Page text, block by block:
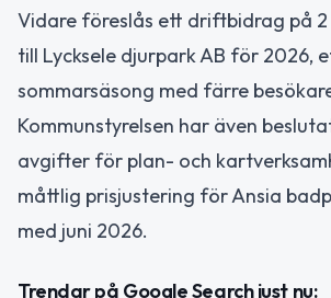
Vidare föreslås ett driftbidrag på
till Lycksele djurpark AB för 2026,
sommarsäsong med färre
Kommunstyrelsen har även
avgifter för plan- och
måttlig prisjustering för Ansia
med juni 2026.
Trendar på Google Search just nu: